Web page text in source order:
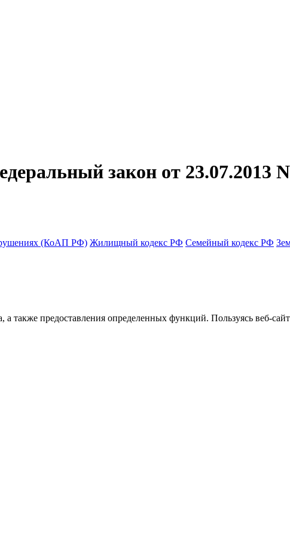
закон от 23.07.2013
(КоАП РФ) Жилищный кодекс РФ Семейный кодекс РФ
также предоставления определенных функций. Пользуясь веб-